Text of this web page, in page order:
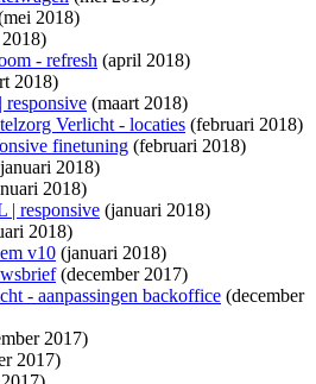
2018)
- refresh (april 2018)
2018)
(maart 2018)
Verlicht - locaties (februari 2018)
finetuning (februari 2018)
2018)
2018)
| responsive (januari 2018)
2018)
v10 (januari 2018)
(december 2017)
- aanpassingen backoffice (december
2017)
2017)